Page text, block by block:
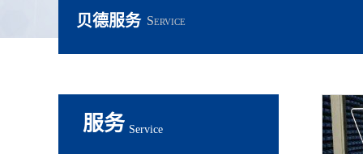
Service
贝德服务
服务 Service